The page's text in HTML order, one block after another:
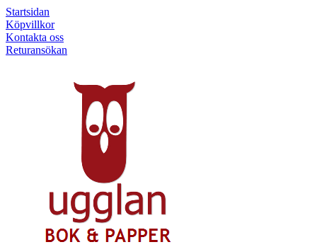
Startsidan
Köpvillkor
Kontakta oss
Returansökan